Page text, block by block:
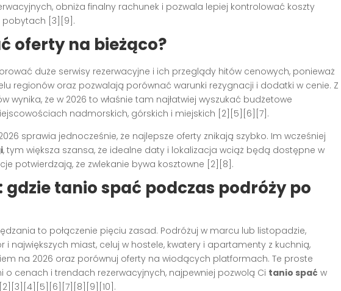
obniża finalny rachunek i pozwala lepiej kontrolować koszty
pobytach [3][9].
oferty na bieżąco?
duże serwisy rezerwacyjne i ich przeglądy hitów cenowych, ponieważ
regionów oraz pozwalają porównać warunki rezygnacji i dodatki w cenie. Z
wynika, że w 2026 to właśnie tam najłatwiej wyszukać budżetowe
nadmorskich, górskich i miejskich [2][5][6][7].
sprawia jednocześnie, że najlepsze oferty znikają szybko. Im wcześniej
, tym większa szansa, że idealne daty i lokalizacja wciąż będą dostępne w
potwierdzają, że zwlekanie bywa kosztowne [2][8].
gdzie tanio spać podczas podróży po
to połączenie pięciu zasad. Podróżuj w marcu lub listopadzie,
i największych miast, celuj w hostele, kwatery i apartamenty z kuchnią,
na 2026 oraz porównuj oferty na wiodących platformach. Te proste
o cenach i trendach rezerwacyjnych, najpewniej pozwolą Ci tanio spać w